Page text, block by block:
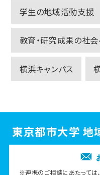
学生の地域活動支援
教育・研究成果の社
横浜キャンパス
東京都市大学 地
※連携のご相談にあたっては